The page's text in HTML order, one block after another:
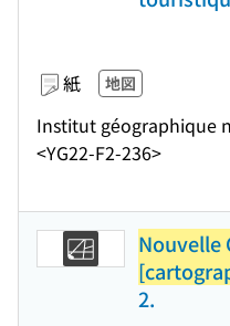
紙 地図
Institut géographique
<YG22-F2-236>
Nouvelle
2.